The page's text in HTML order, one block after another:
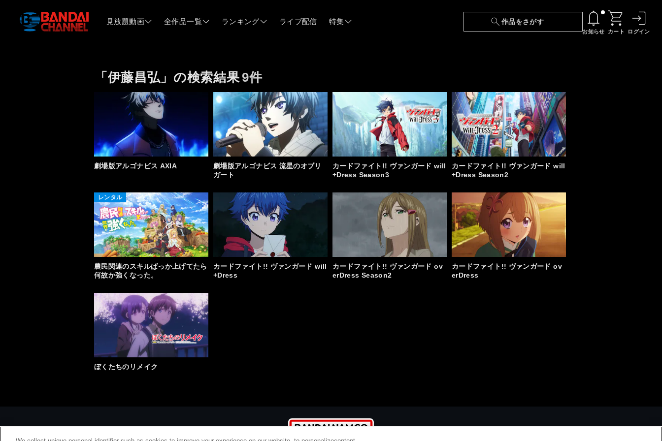
見放題動画 全作品一覧 ランキング ライブ配信 特集 作品をさがす
お知らせ
24話 配信日変更のお知らせ
05/21 【障害】映像再生における不具合に関しまして
05/14
【日本語字幕】【セリフ検索】新規追加のお知
お知らせ一覧へ
カート ログイン
「伊藤昌弘」の検索結果9件
劇場版アルゴナビス AXIA
劇場版アルゴナビス 流星のオブリ
ガート
カードファイト!! ヴァンガード will
+Dress Season3
カードファイト!! ヴァンガード will
+Dress Season2
レンタル
農民関連のスキルばっか上げてたら
何故か強くなった。
カードファイト!! ヴァンガード will
+Dress
カードファイト!! ヴァンガード ov
erDress Season2
カードファイト!! ヴァンガード ov
erDress
ぼくたちのリメイク